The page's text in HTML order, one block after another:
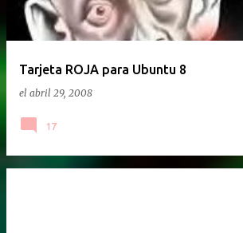
Tarjeta ROJA para Ubuntu 8
el abril 29, 2008
17